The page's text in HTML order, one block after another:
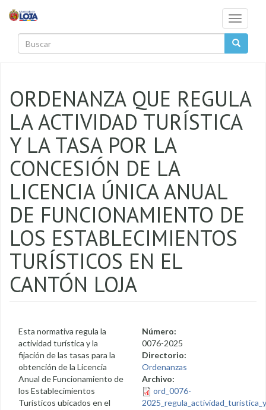
Toggle
ORDENANZA QUE REGULA
LA ACTIVIDAD TURÍSTICA
Y LA TASA POR LA
CONCESIÓN DE LA
LICENCIA ÚNICA ANUAL
DE FUNCIONAMIENTO DE
LOS ESTABLECIMIENTOS
TURÍSTICOS EN EL
CANTÓN LOJA
Esta normativa regula la
actividad turística y la
fijación de las tasas para la
obtención de la Licencia
Anual de Funcionamiento de
los Establecimientos
Turísticos ubicados en el
Número:
0076-2025
Directorio:
Ordenanzas
Archivo:
ord_0076-